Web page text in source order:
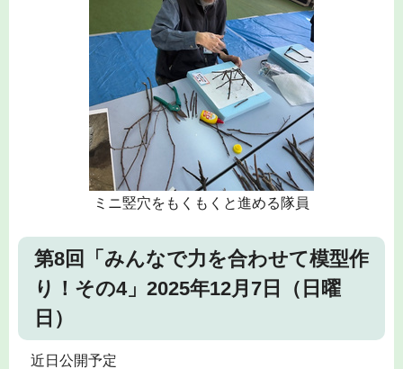
ミニ竪穴をもくもくと進める隊員
第8回「みんなで力を合わせて模型作
り！その4」2025年12月7日（日曜
日）
近日公開予定